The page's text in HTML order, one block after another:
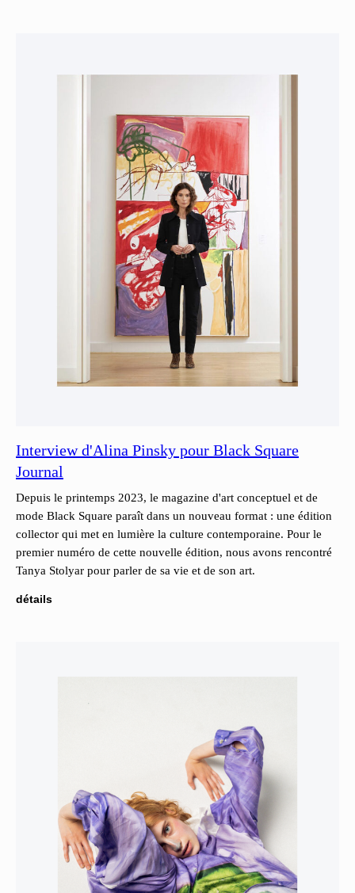
Interview d'Alina Pinsky pour Black Square
Journal
Depuis le printemps 2023, le magazine d'art conceptuel et de
mode Black Square paraît dans un nouveau format : une édition
collector qui met en lumière la culture contemporaine. Pour le
premier numéro de cette nouvelle édition, nous avons rencontré
Tanya Stolyar pour parler de sa vie et de son art.
détails